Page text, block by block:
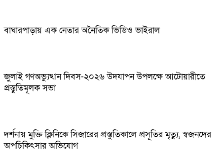
বাঘারপাড়ায় এক নেতার অনৈতিক ভিডিও ভাইরাল
জুলাই গণঅভ্যুত্থান দিবস-২০২৬ উদযাপন উপলক্ষে আটোয়ারীতে
প্রস্তুতিমূলক সভা
দর্শনায় মুক্তি ক্লিনিকে সিজারের প্রস্তুতিকালে প্রসূতির মৃত্যু, স্বজনদের
অপচিকিৎসার অভিযোগ